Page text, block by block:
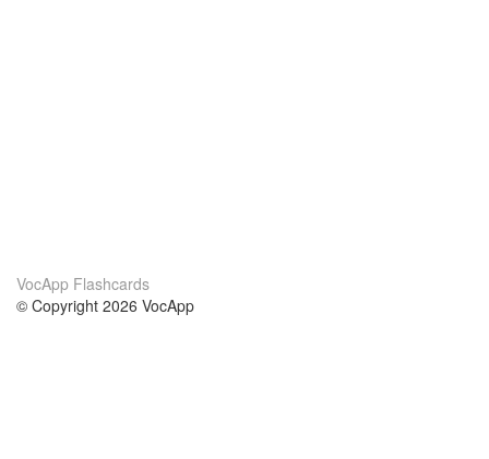
VocApp Flashcards
© Copyright 2026 VocApp